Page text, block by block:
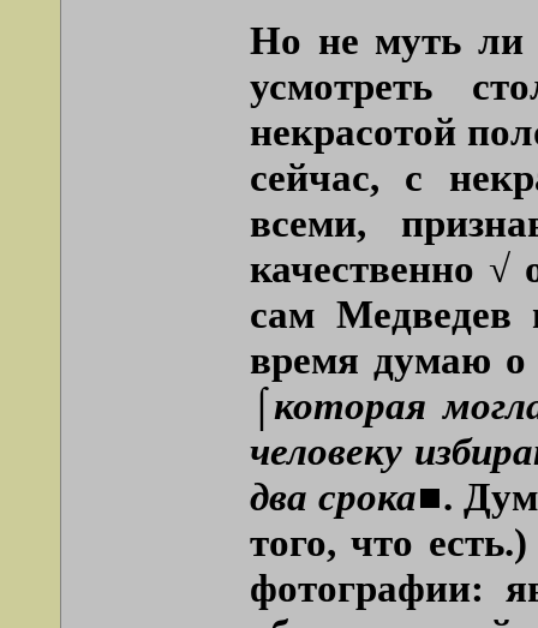
Но не муть ли
усмотреть
некрасотой
сейчас, с
всеми,
качественно √
сам
время думаю о
⌠которая
человеку
два срока■.
того, что
фотографии: